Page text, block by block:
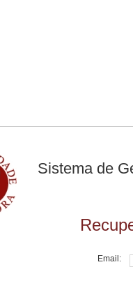
Sistema de
Email: